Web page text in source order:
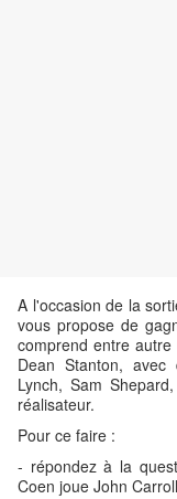
A l'occasion de la
vous propose de
comprend entre
Dean Stanton, avec
Lynch, Sam
réalisateur.
Pour ce faire :
- répondez à la
Coen joue John